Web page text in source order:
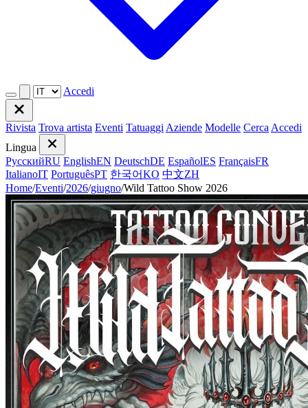
Accedi
Rivista Trova artista Eventi Tatuaggi Aziende Modelle Cerca Accedi
Lingua
РусскийRU EnglishEN DeutschDE EspañolES FrançaisFR
ItalianoIT PortuguêsPT 한국어KO 中文ZH
Home/Eventi/2026/giugno/Wild Tattoo Show 2026